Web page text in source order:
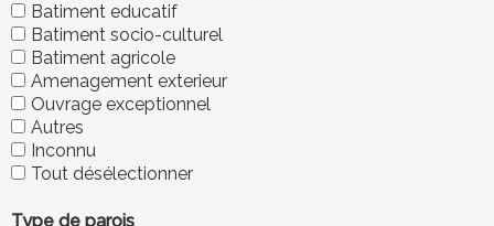
Batiment educatif
Batiment socio-culturel
Batiment agricole
Amenagement exterieur
Ouvrage exceptionnel
Autres
Inconnu
Tout désélectionner
Type de parois